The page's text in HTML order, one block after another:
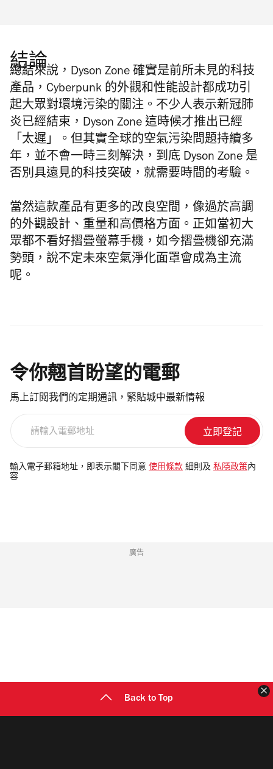
結論
總結來說，Dyson Zone 確實是前所未見的科技
產品，Cyberpunk 的外觀和性能設計都成功引
起大眾對環境污染的關注。不少人表示新冠肺
炎已經結束，Dyson Zone 這時候才推出已經
「太遲」。但其實全球的空氣污染問題持續多
年，並不會一時三刻解決，到底 Dyson Zone 是
否別具遠見的科技突破，就需要時間的考驗。
當然這款產品有更多的改良空間，像過於高調
的外觀設計、重量和高價格方面。正如當初大
眾都不看好摺疊螢幕手機，如今摺疊機卻充滿
勢頭，說不定未來空氣淨化面罩會成為主流
呢。
令你翹首盼望的電郵
馬上訂閱我們的定期通訊，緊貼城中最新情報
電
郵
輸入電子郵箱地址，即表示閣下同意 使用條款 細則及 私隱政策內
容
廣告
Back to Top